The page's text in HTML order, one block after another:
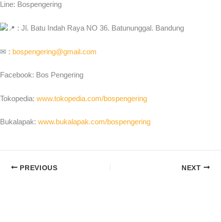
Line: Bospengering
: Jl. Batu Indah Raya NO 36. Batununggal. Bandung
✉ : bospengering@gmail.com
Facebook: Bos Pengering
Tokopedia: www.tokopedia.com/bospengering
Bukalapak: www.bukalapak.com/bospengering
PREVIOUS NEXT